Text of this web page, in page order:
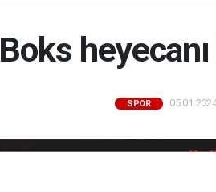
Boks heyecanı
SPOR